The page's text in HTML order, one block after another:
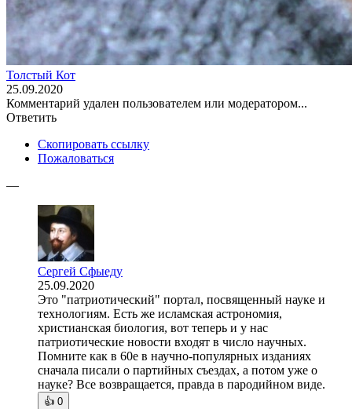
Толстый Кот
25.09.2020
Комментарий удален пользователем или модератором...
Ответить
Скопировать ссылку
Пожаловаться
—
Сергей Сфыеду
25.09.2020
Это "патриотический" портал, посвященный науке и
технологиям. Есть же исламская астрономия,
христианская биология, вот теперь и у нас
патриотические новости входят в число научных.
Помните как в 60е в научно-популярных изданиях
сначала писали о партийных съездах, а потом уже о
науке? Все возвращается, правда в пародийном виде.
👍 0